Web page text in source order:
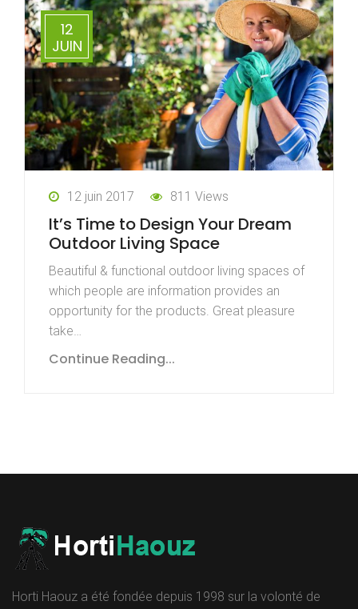
12
JUIN
12 juin 2017 811 Views
It’s Time to Design Your Dream
Outdoor Living Space
Beautiful & functional outdoor living spaces of
which people are information provides an
opportunity for the products. Great pleasure
take…
Continue Reading...
Horti Haouz a été fondée depuis 1998 sur la volonté de